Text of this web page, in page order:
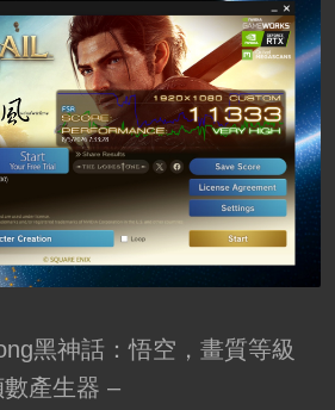
黑神話：悟空，畫質等級
產生器 –